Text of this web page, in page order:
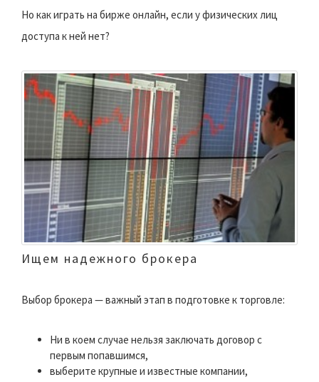
Но как играть на бирже онлайн, если у физических лиц
доступа к ней нет?
Ищем надежного брокера
Выбор брокера — важный этап в подготовке к торговле:
Ни в коем случае нельзя заключать договор с
первым попавшимся,
выберите крупные и известные компании,